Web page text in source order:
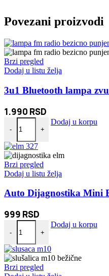
Povezani proizvodi
Brzi pregled
Dodaj u listu želja
3u1 Bluetooth lampa
1.990 RSD
-
3u1 Bluetooth lampa zvučnik i
+
Dodaj u korpu
Brzi pregled
Dodaj u listu želja
Auto Dijagnostika Mini
999 RSD
-
Auto Dijagnostika Mini
+
Dodaj u korpu
Brzi pregled